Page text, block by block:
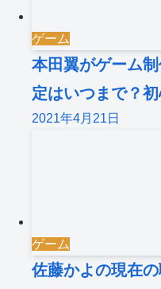
ゲーム
本田翼がゲーム
定はいつまで？
2021年4月21日
ゲーム
佐藤かよの現在